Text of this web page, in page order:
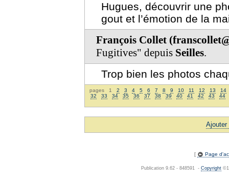
Hugues, découvrir une
gout et l’émotion de la
François Collet
Fugitives" depuis Seilles.
Trop bien les photos
pages 1 2 3 4 5 6 7 8 9 10 11 12 13
14
32
33 34 35 36 37 38 39 40 41 42 43 44
Ajouter
[ Page
Publication 9.62 - 848591 - Copyright